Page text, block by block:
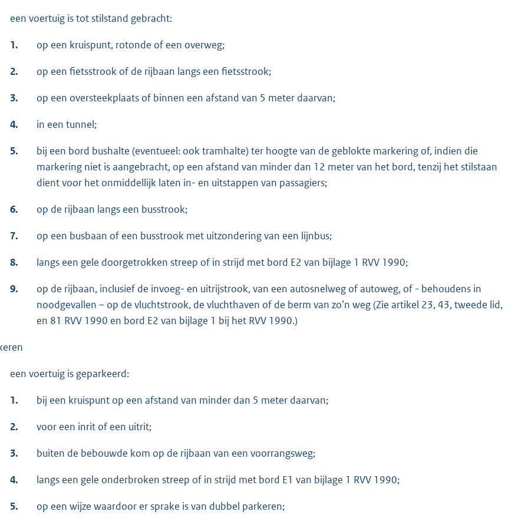
een voertuig is tot stilstand gebracht:
1. op een kruispunt, rotonde of een overweg;
2. op een fietsstrook of de rijbaan langs een fietsstrook;
3. op een oversteekplaats of binnen een afstand van 5 meter daarvan;
4. in een tunnel;
5.
bij een bord bushalte (eventueel: ook tramhalte) ter hoogte van de geblokte markering of, indien die
markering niet is aangebracht, op een afstand van minder dan 12 meter van het bord, tenzij het stilstaan
dient voor het onmiddellijk laten in- en uitstappen van passagiers;
6. op de rijbaan langs een busstrook;
7. op een busbaan of een busstrook met uitzondering van een lijnbus;
8. langs een gele doorgetrokken streep of in strijd met bord E2 van bijlage 1 RVV 1990;
9.
op de rijbaan, inclusief de invoeg- en uitrijstrook, van een autosnelweg of autoweg, of - behoudens in
noodgevallen – op de vluchtstrook, de vluchthaven of de berm van zo’n weg (Zie artikel 23, 43, tweede lid,
en 81 RVV 1990 en bord E2 van bijlage 1 bij het RVV 1990.)
een voertuig is geparkeerd:
1. bij een kruispunt op een afstand van minder dan 5 meter daarvan;
2. voor een inrit of een uitrit;
3. buiten de bebouwde kom op de rijbaan van een voorrangsweg;
4. langs een gele onderbroken streep of in strijd met bord E1 van bijlage 1 RVV 1990;
5. op een wijze waardoor er sprake is van dubbel parkeren;